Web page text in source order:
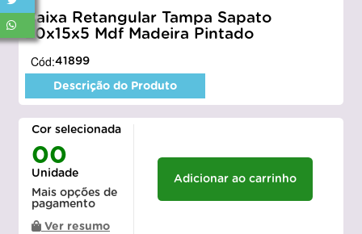
Caixa Retangular Tampa Sapato
20x15x5 Mdf Madeira Pintado
Cód:41899
Descrição do Produto
Cor selecionada
00
Unidade
Mais opções de
pagamento
Ver resumo
Adicionar ao carrinho